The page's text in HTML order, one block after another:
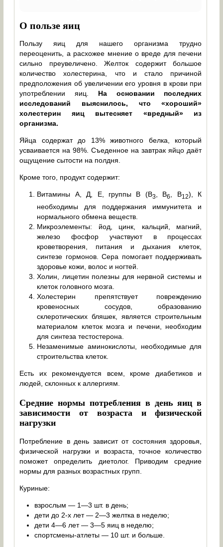
О пользе яиц
Пользу яиц для нашего организма трудно
переоценить, а расхожее мнение о вреде для печени
сильно преувеличено. Желток содержит большое
количество холестерина, что и стало причиной
предположения об увеличении его уровня в крови при
употреблении яиц. На основании последних
исследований выяснилось, что «хороший»
холестерин яиц вытесняет «вредный» из
организма.
Яйца содержат до 13% животного белка, который
усваивается на 98%. Съеденное на завтрак яйцо даёт
ощущение сытости на полдня.
Кроме того, продукт содержит:
Витамины А, Д, Е, группы В (В3 , В6 , В12), К
необходимы для поддержания иммунитета и
нормального обмена веществ.
Микроэлементы: йод, цинк, кальций, магний,
железо фосфор участвуют в процессах
кроветворения, питания и дыхания клеток,
синтезе гормонов. Сера помогает поддерживать
здоровье кожи, волос и ногтей.
Холин, лицетин полезны для нервной системы и
клеток головного мозга.
Холестерин препятствует повреждению
кровеносных сосудов, образованию
склеротических бляшек, является строительным
материалом клеток мозга и печени, необходим
для синтеза тестостерона.
Незаменимые аминокислоты, необходимые для
строительства клеток.
Есть их рекомендуется всем, кроме диабетиков и
людей, склонных к аллергиям.
Средние нормы потребления в день яиц в
зависимости от возраста и физической
нагрузки
Потребление в день зависит от состояния здоровья,
физической нагрузки и возраста, точное количество
поможет определить диетолог. Приводим средние
нормы для разных возрастных групп.
Куриные:
взрослым — 1—3 шт. в день;
дети до 2-х лет — 2—3 желтка в неделю;
дети 4—6 лет — 3—5 яиц в неделю;
спортсмены-атлеты — 10 шт. и больше.